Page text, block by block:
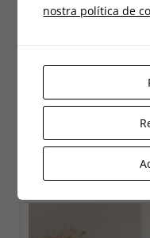
Quan pensem en
sessions en una
nostra política de